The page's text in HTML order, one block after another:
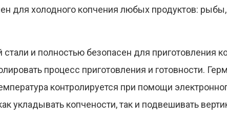
для холодного копчения любых продуктов:
и полностью безопасен для приготовления
процесс приготовления и готовности.
контролируется при помощи
укладывать копчености, так и подвешивать